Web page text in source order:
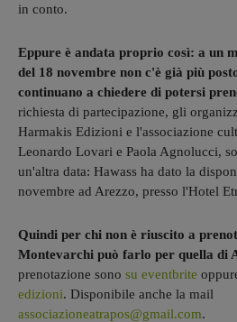
in conto.
Eppure è andata proprio così: a un
del 18 novembre non c'è già più
continuano a chiedere di potersi
richiesta di partecipazione, gli
Harmakis Edizioni e l'associazione
Leonardo Lovari e Paola Agnolucci,
un'altra data: Hawass ha dato la
novembre ad Arezzo, presso l'Hotel
Quindi per chi non è riuscito a
Montevarchi può farlo per quella di
prenotazione sono su eventbrite
edizioni. Disponibile anche la mail
associazioneatrapos@gmail.com.